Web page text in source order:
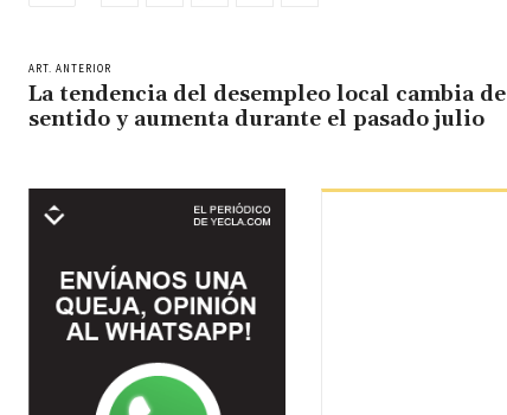
ART. ANTERIOR
La tendencia del desempleo local cambia de
sentido y aumenta durante el pasado julio